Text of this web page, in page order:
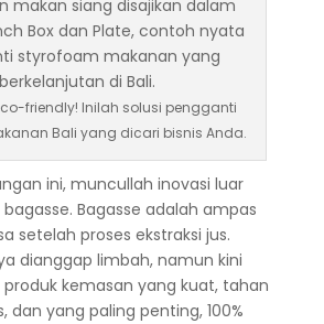
friendly! Inilah solusi pengganti
Bali yang dicari bisnis Anda.
ini, muncullah inovasi luar
Bagasse adalah ampas
setelah proses ekstraksi jus.
dianggap limbah, namun kini
kemasan yang kuat, tahan
dan yang paling penting, 100%